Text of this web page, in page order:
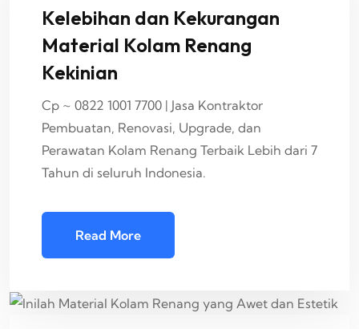
Kelebihan dan Kekurangan
Material Kolam Renang
Kekinian
Cp ~ 0822 1001 7700 | Jasa Kontraktor
Pembuatan, Renovasi, Upgrade, dan
Perawatan Kolam Renang Terbaik Lebih dari 7
Tahun di seluruh Indonesia.
Read More